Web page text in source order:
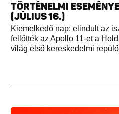
TÖRTÉNELMI
(JÚLIUS 16.)
Kiemelkedő nap: elindult az
fellőtték az Apollo 11-et a
világ első kereskedelmi